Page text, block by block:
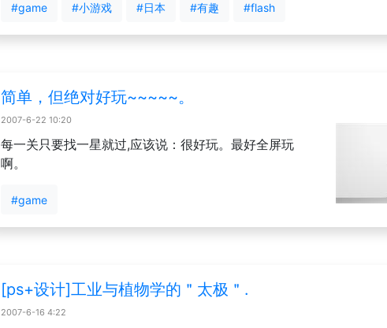
#game #小游戏 #日本 #有趣 #flash
简单，但绝对好玩~~~~~。
2007-6-22 10:20
每一关只要找一星就过,应该说：很好玩。最好全屏玩
啊。
#game
[ps+设计]工业与植物学的＂太极＂.
2007-6-16 4:22